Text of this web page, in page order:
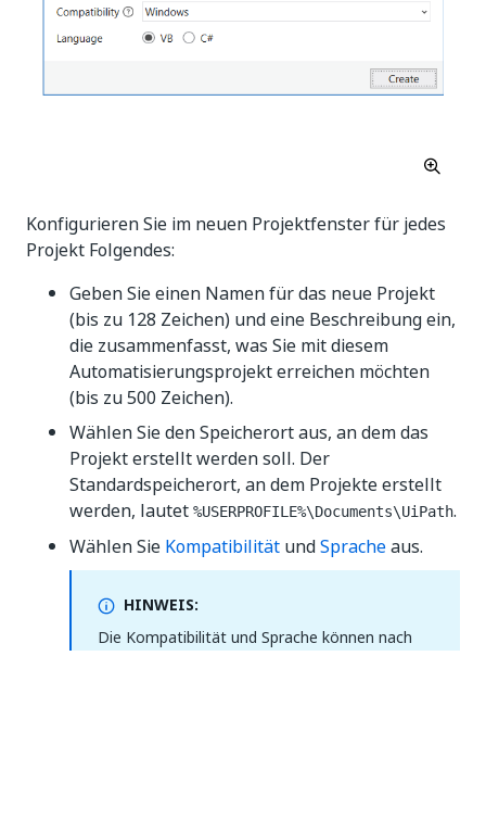
Konfigurieren Sie im neuen Projektfenster für jedes
Projekt Folgendes:
Geben Sie einen Namen für das neue Projekt
(bis zu 128 Zeichen) und eine Beschreibung ein,
die zusammenfasst, was Sie mit diesem
Automatisierungsprojekt erreichen möchten
(bis zu 500 Zeichen).
Wählen Sie den Speicherort aus, an dem das
Projekt erstellt werden soll. Der
Standardspeicherort, an dem Projekte erstellt
werden, lautet %USERPROFILE%\Documents\UiPath.
Wählen Sie Kompatibilität undSpracheaus.
HINWEIS:
Die Kompatibilität und Sprache können nach